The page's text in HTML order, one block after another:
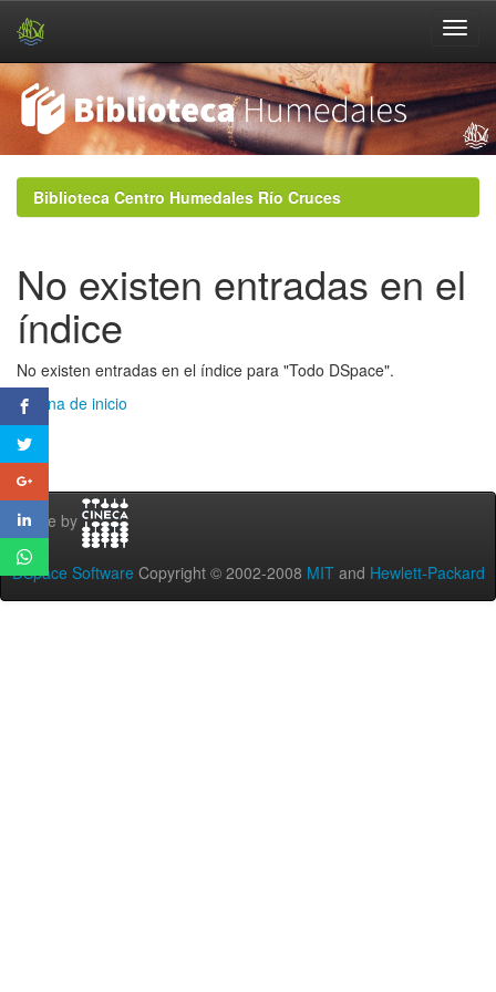
navigationBiblioteca Centro Humedales Río Cruces
No existen entradas en el
índice
No existen entradas en el índice para "Todo DSpace".
Página de inicio
Theme by
DSpace Software Copyright © 2002-2008 MIT and Hewlett-Packard